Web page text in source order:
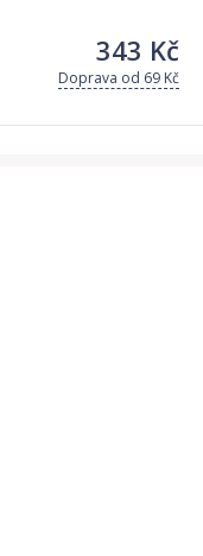
343 Kč
Doprava od 69 Kč